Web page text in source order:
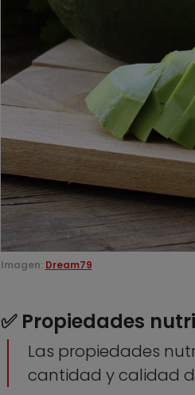
Imagen: Dream79
✅ Propiedades
Las propiedades
cantidad y calidad